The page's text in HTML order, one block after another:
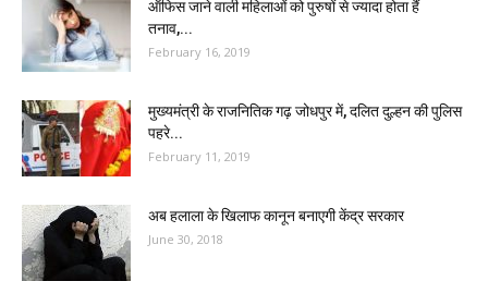
ऑफिस जाने वाली महिलाओं को पुरुषों से ज्यादा होता हैं
तनाव,...
February 16, 2019
मुख्यमंत्री के राजनितिक गढ़ जोधपुर में, दलित दुल्हन की पुलिस
पहरे...
February 11, 2019
अब हलाला के खिलाफ कानून बनाएगी केंद्र सरकार
June 30, 2018